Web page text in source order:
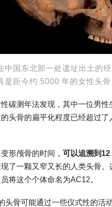
中国东北部一处遗址出土的
是距今约 5000 年的女性头
碳测年法发现，其中一位男
头骨的扁平化程度已经超过
形颅骨的时间， 可以追溯到12
了一颗又窄又长的人类头骨
将这个个体命名为AC12。
头骨可能通过一些仪式性的活